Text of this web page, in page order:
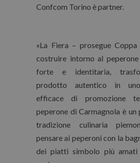
Confcom Torino è partner.
«La Fiera – prosegue
costruire intorno al peperone
forte e identitaria ,
prodotto autentico in
efficace di promozione
peperone di Carmagnola è un
tradizione culinaria
pensare ai peperoni con la
dei piatti simbolo più amati